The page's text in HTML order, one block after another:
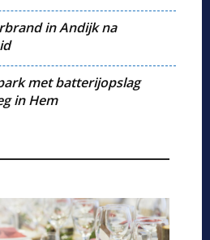
in Andijk na
met batterijopslag
in Hem